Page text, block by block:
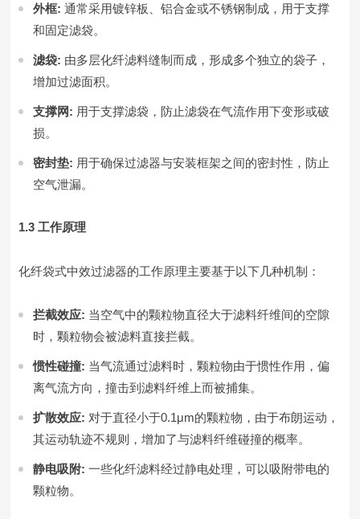
外框: 通常采用镀锌板、铝合金或不锈钢制成，用于支撑
和固定滤袋。
滤袋: 由多层化纤滤料缝制而成，形成多个独立的袋子，
增加过滤面积。
支撑网: 用于支撑滤袋，防止滤袋在气流作用下变形或破
损。
密封垫: 用于确保过滤器与安装框架之间的密封性，防止
空气泄漏。
1.3 工作原理
化纤袋式中效过滤器的工作原理主要基于以下几种机制：
拦截效应: 当空气中的颗粒物直径大于滤料纤维间的空隙
时，颗粒物会被滤料直接拦截。
惯性碰撞: 当气流通过滤料时，颗粒物由于惯性作用，偏
离气流方向，撞击到滤料纤维上而被捕集。
扩散效应: 对于直径小于0.1μm的颗粒物，由于布朗运动，
其运动轨迹不规则，增加了与滤料纤维碰撞的概率。
静电吸附: 一些化纤滤料经过静电处理，可以吸附带电的
颗粒物。